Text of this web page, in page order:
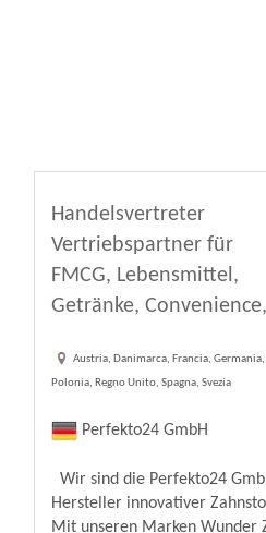
Handelsvertreter
Vertriebspartner für
FMCG, Lebensmittel,
Getränke, Convenience,
Austria, Danimarca, Francia,
Polonia, Regno Unito, Spagna, Svezia
Perfekto24 GmbH
Wir sind die Perfekto24
Hersteller innovativer
Mit unseren Marken Wunder